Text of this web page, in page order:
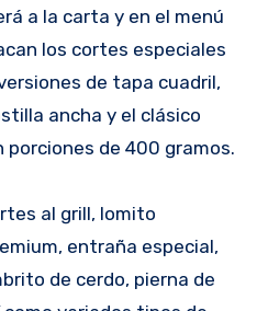
a la carta y en el menú
los cortes especiales
de tapa cuadril,
ancha y el clásico
de 400 gramos.
al grill, lomito
entraña especial,
de cerdo, pierna de